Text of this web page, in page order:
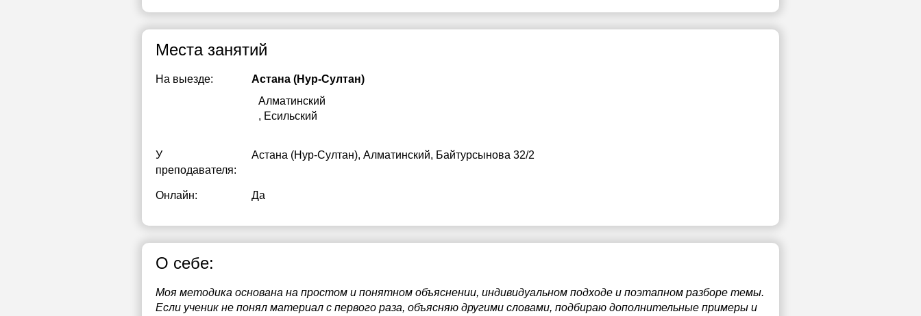
Места занятий
На выезде:
Астана (Нур-Султан)
Алматинский
, Есильский
У
преподавателя:
Астана (Нур-Султан), Алматинский, Байтурсынова 32/2
Онлайн: Да
О себе:
Моя методика основана на простом и понятном объяснении, индивидуальном подходе и поэтапном разборе темы.
Если ученик не понял материал с первого раза, объясняю другими словами, подбираю дополнительные примеры и